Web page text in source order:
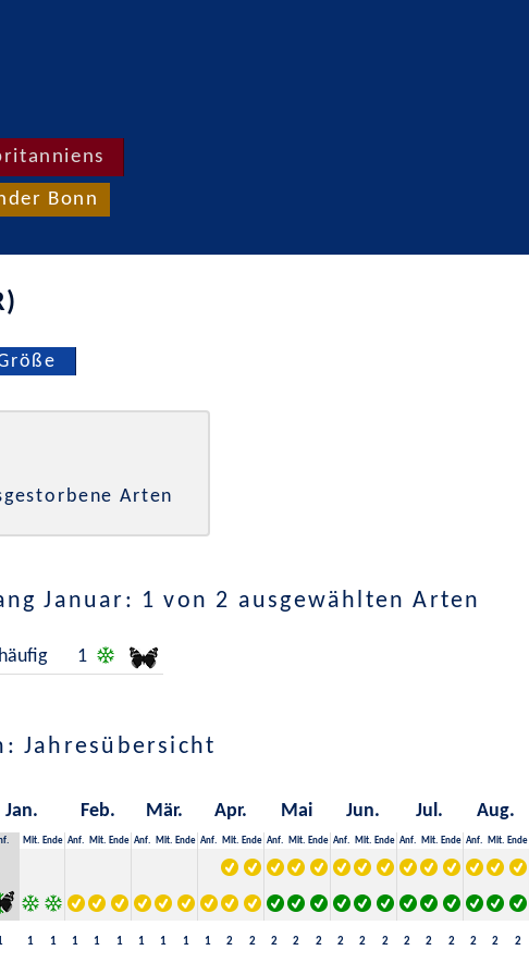
Bonn
Arten
Januar: 1 von 2 ausgewählten Arten
häufig 1
Jahresübersicht
Jan. Feb. Mär. Apr. Mai Jun. Jul. Aug.
Mit. Ende Anf. Mit. Ende Anf. Mit. Ende Anf. Mit. Ende Anf. Mit. Ende Anf. Mit. Ende Anf. Mit. Ende Anf. Mit. Ende
1 1 1 1 1 1 1 1 1 2 2 2 2 2 2 2 2 2 2 2 2 2 2